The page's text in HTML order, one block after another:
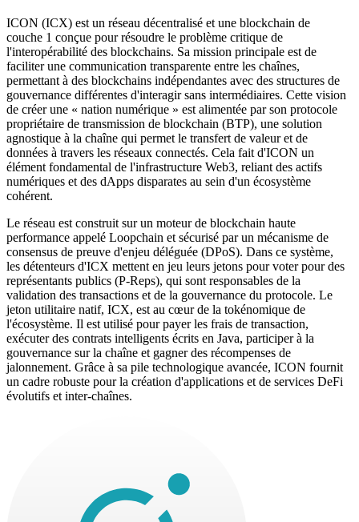
ICON (ICX) est un réseau décentralisé et une blockchain de
couche 1 conçue pour résoudre le problème critique de
l'interopérabilité des blockchains. Sa mission principale est de
faciliter une communication transparente entre les chaînes,
permettant à des blockchains indépendantes avec des structures de
gouvernance différentes d'interagir sans intermédiaires. Cette vision
de créer une « nation numérique » est alimentée par son protocole
propriétaire de transmission de blockchain (BTP), une solution
agnostique à la chaîne qui permet le transfert de valeur et de
données à travers les réseaux connectés. Cela fait d'ICON un
élément fondamental de l'infrastructure Web3, reliant des actifs
numériques et des dApps disparates au sein d'un écosystème
cohérent.
Le réseau est construit sur un moteur de blockchain haute
performance appelé Loopchain et sécurisé par un mécanisme de
consensus de preuve d'enjeu déléguée (DPoS). Dans ce système,
les détenteurs d'ICX mettent en jeu leurs jetons pour voter pour des
représentants publics (P-Reps), qui sont responsables de la
validation des transactions et de la gouvernance du protocole. Le
jeton utilitaire natif, ICX, est au cœur de la tokénomique de
l'écosystème. Il est utilisé pour payer les frais de transaction,
exécuter des contrats intelligents écrits en Java, participer à la
gouvernance sur la chaîne et gagner des récompenses de
jalonnement. Grâce à sa pile technologique avancée, ICON fournit
un cadre robuste pour la création d'applications et de services DeFi
évolutifs et inter-chaînes.